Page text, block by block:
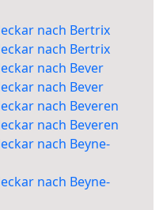
nach Bertrix
nach Bertrix
nach Bever
nach Bever
nach Beveren
nach Beveren
nach Beyne-
nach Beyne-